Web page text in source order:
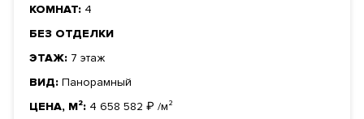
КОМНАТ: 4
БЕЗ ОТДЕЛКИ
ЭТАЖ: 7 этаж
ВИД: Панорамный
ЦЕНА, М²: 4 658 582 ₽ /м²